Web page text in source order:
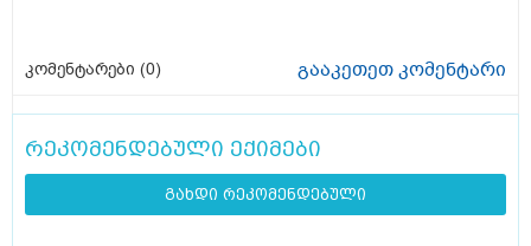
კომენტარები (0) გააკეთეთ კომენტარი
რეკომენდებული ექიმები
გახდი რეკომენდებული